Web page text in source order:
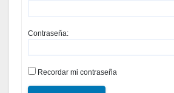
Contraseña:
Recordar mi contraseña